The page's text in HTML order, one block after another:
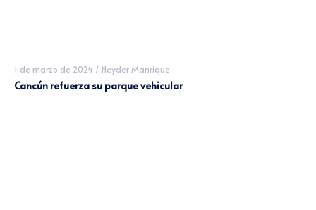
1 de marzo de 2024 / Heyder Manrique
Cancún refuerza su parque vehicular